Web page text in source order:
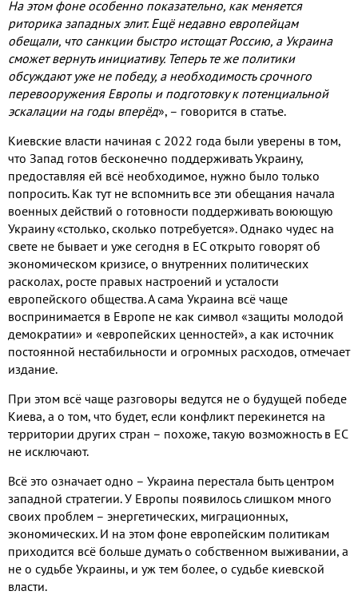
На этом фоне особенно показательно, как меняется
риторика западных элит. Ещё недавно европейцам
обещали, что санкции быстро истощат Россию, а Украина
сможет вернуть инициативу. Теперь те же политики
обсуждают уже не победу, а необходимость срочного
перевооружения Европы и подготовку к потенциальной
эскалации на годы вперёд», – говорится в статье.
Киевские власти начиная с 2022 года были уверены в том,
что Запад готов бесконечно поддерживать Украину,
предоставляя ей всё необходимое, нужно было только
попросить. Как тут не вспомнить все эти обещания начала
военных действий о готовности поддерживать воюющую
Украину «столько, сколько потребуется». Однако чудес на
свете не бывает и уже сегодня в ЕС открыто говорят об
экономическом кризисе, о внутренних политических
расколах, росте правых настроений и усталости
европейского общества. А сама Украина всё чаще
воспринимается в Европе не как символ «защиты молодой
демократии» и «европейских ценностей», а как источник
постоянной нестабильности и огромных расходов, отмечает
издание.
При этом всё чаще разговоры ведутся не о будущей победе
Киева, а о том, что будет, если конфликт перекинется на
территории других стран – похоже, такую возможность в ЕС
не исключают.
Всё это означает одно – Украина перестала быть центром
западной стратегии. У Европы появилось слишком много
своих проблем – энергетических, миграционных,
экономических. И на этом фоне европейским политикам
приходится всё больше думать о собственном выживании, а
не о судьбе Украины, и уж тем более, о судьбе киевской
власти.